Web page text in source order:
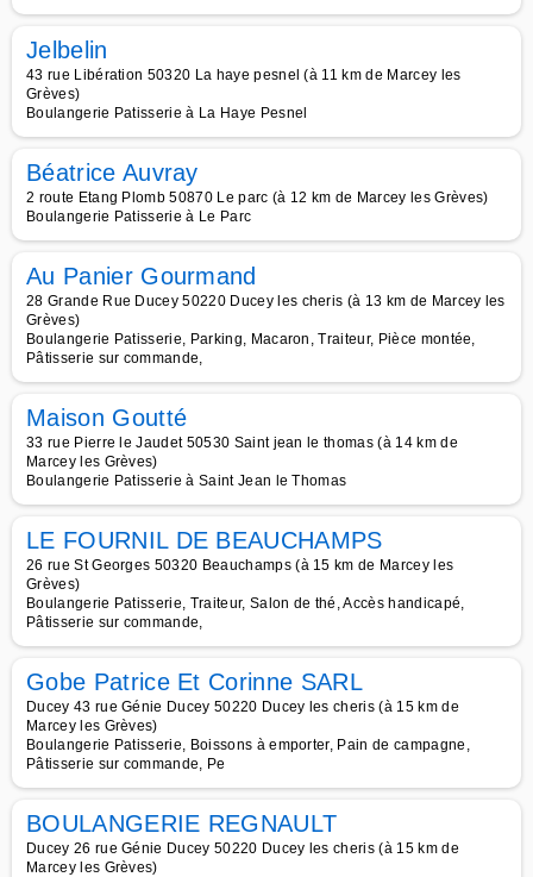
Jelbelin
43 rue Libération 50320 La haye pesnel (à 11 km de Marcey les
Grèves)
Boulangerie Patisserie à La Haye Pesnel
Béatrice Auvray
2 route Etang Plomb 50870 Le parc (à 12 km de Marcey les Grèves)
Boulangerie Patisserie à Le Parc
Au Panier Gourmand
28 Grande Rue Ducey 50220 Ducey les cheris (à 13 km de Marcey les
Grèves)
Boulangerie Patisserie, Parking, Macaron, Traiteur, Pièce montée,
Pâtisserie sur commande,
Maison Goutté
33 rue Pierre le Jaudet 50530 Saint jean le thomas (à 14 km de
Marcey les Grèves)
Boulangerie Patisserie à Saint Jean le Thomas
LE FOURNIL DE BEAUCHAMPS
26 rue St Georges 50320 Beauchamps (à 15 km de Marcey les
Grèves)
Boulangerie Patisserie, Traiteur, Salon de thé, Accès handicapé,
Pâtisserie sur commande,
Gobe Patrice Et Corinne SARL
Ducey 43 rue Génie Ducey 50220 Ducey les cheris (à 15 km de
Marcey les Grèves)
Boulangerie Patisserie, Boissons à emporter, Pain de campagne,
Pâtisserie sur commande, Pe
BOULANGERIE REGNAULT
Ducey 26 rue Génie Ducey 50220 Ducey les cheris (à 15 km de
Marcey les Grèves)